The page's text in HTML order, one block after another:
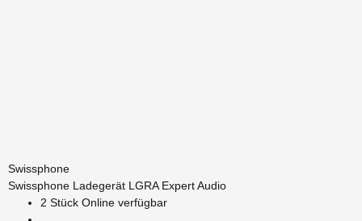
Swissphone
Swissphone Ladegerät LGRA Expert Audio
2 Stück Online verfügbar